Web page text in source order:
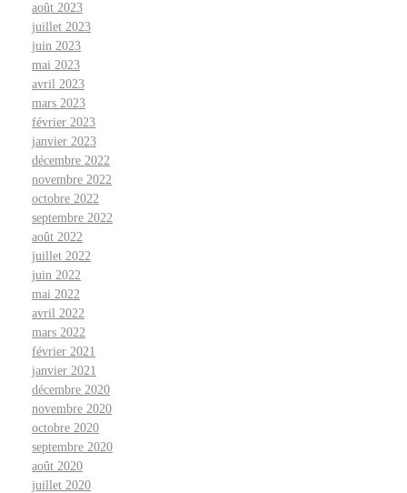
août 2023
juillet 2023
juin 2023
mai 2023
avril 2023
mars 2023
février 2023
janvier 2023
décembre 2022
novembre 2022
octobre 2022
septembre 2022
août 2022
juillet 2022
juin 2022
mai 2022
avril 2022
mars 2022
février 2021
janvier 2021
décembre 2020
novembre 2020
octobre 2020
septembre 2020
août 2020
juillet 2020